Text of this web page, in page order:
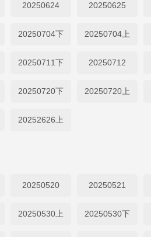
20250624 20250625
20250704下 20250704上
20250711下 20250712
20250720下 20250720上
20252626上
20250520 20250521
20250530上 20250530下